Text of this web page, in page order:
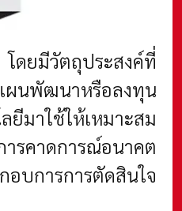
ดยมีวัตถุประสงค์ที่
แผนพัฒนาหรือลงทุน
ยีมาใช้ให้เหมาะสม
รคาดการณ์อนาคต
อบการการตัดสินใจ